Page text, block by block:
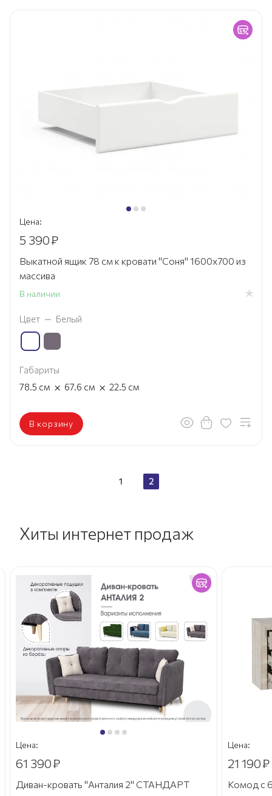
Цена:
5 390₽
Выкатной ящик 78 см к кровати "Соня" 1600х700 из
массива
В наличии
Цвет — Белый
Габариты
78.5 см × 67.6 см × 22.5 см
В корзину
1 2
Хиты интернет продаж
Цена:
61 390₽
Диван-кровать "Анталия 2" СТАНДАРТ
Цена:
21 190₽
Комод с